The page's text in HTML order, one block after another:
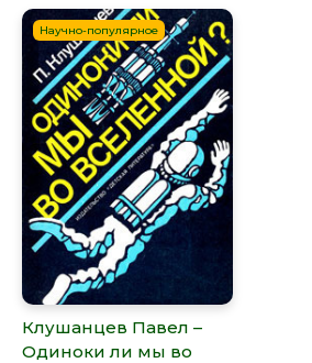
Научно-популярное
Клушанцев Павел –
Одиноки ли мы во